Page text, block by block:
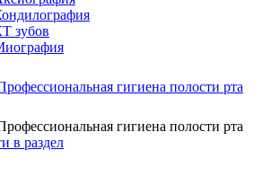
зубов
гигиена полости рта
гигиена полости рта
в раздел